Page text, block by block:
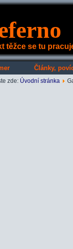
těžce se tu
Články,
zde: Úvodní stránka